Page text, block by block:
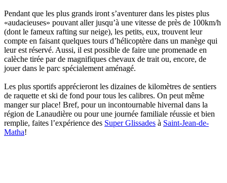
Pendant que les plus grands iront s’aventurer dans les pistes plus
«audacieuses» pouvant aller jusqu’à une vitesse de près de 100km/h
(dont le fameux rafting sur neige), les petits, eux, trouvent leur
compte en faisant quelques tours d’hélicoptère dans un manège qui
leur est réservé. Aussi, il est possible de faire une promenade en
calèche tirée par de magnifiques chevaux de trait ou, encore, de
jouer dans le parc spécialement aménagé.
Les plus sportifs apprécieront les dizaines de kilomètres de sentiers
de raquette et ski de fond pour tous les calibres. On peut même
manger sur place! Bref, pour un incontournable hivernal dans la
région de Lanaudière ou pour une journée familiale réussie et bien
remplie, faites l’expérience des Super Glissades à Saint-Jean-de-
Matha!